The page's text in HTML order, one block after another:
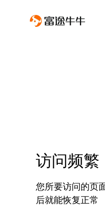
访问频繁
您所要访问的页
后就能恢复正常